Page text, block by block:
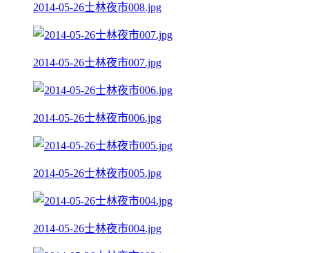
2014-05-26士林夜市008.jpg
2014-05-26士林夜市007.jpg
2014-05-26士林夜市006.jpg
2014-05-26士林夜市005.jpg
2014-05-26士林夜市004.jpg